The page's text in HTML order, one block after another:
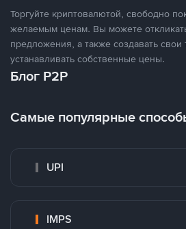
Торгуйте криптовалютой, свободно
желаемым ценам. Вы можете
предложения, а также создавать
устанавливать собственные цены.
Блог P2P
Самые популярные
UPI
IMPS